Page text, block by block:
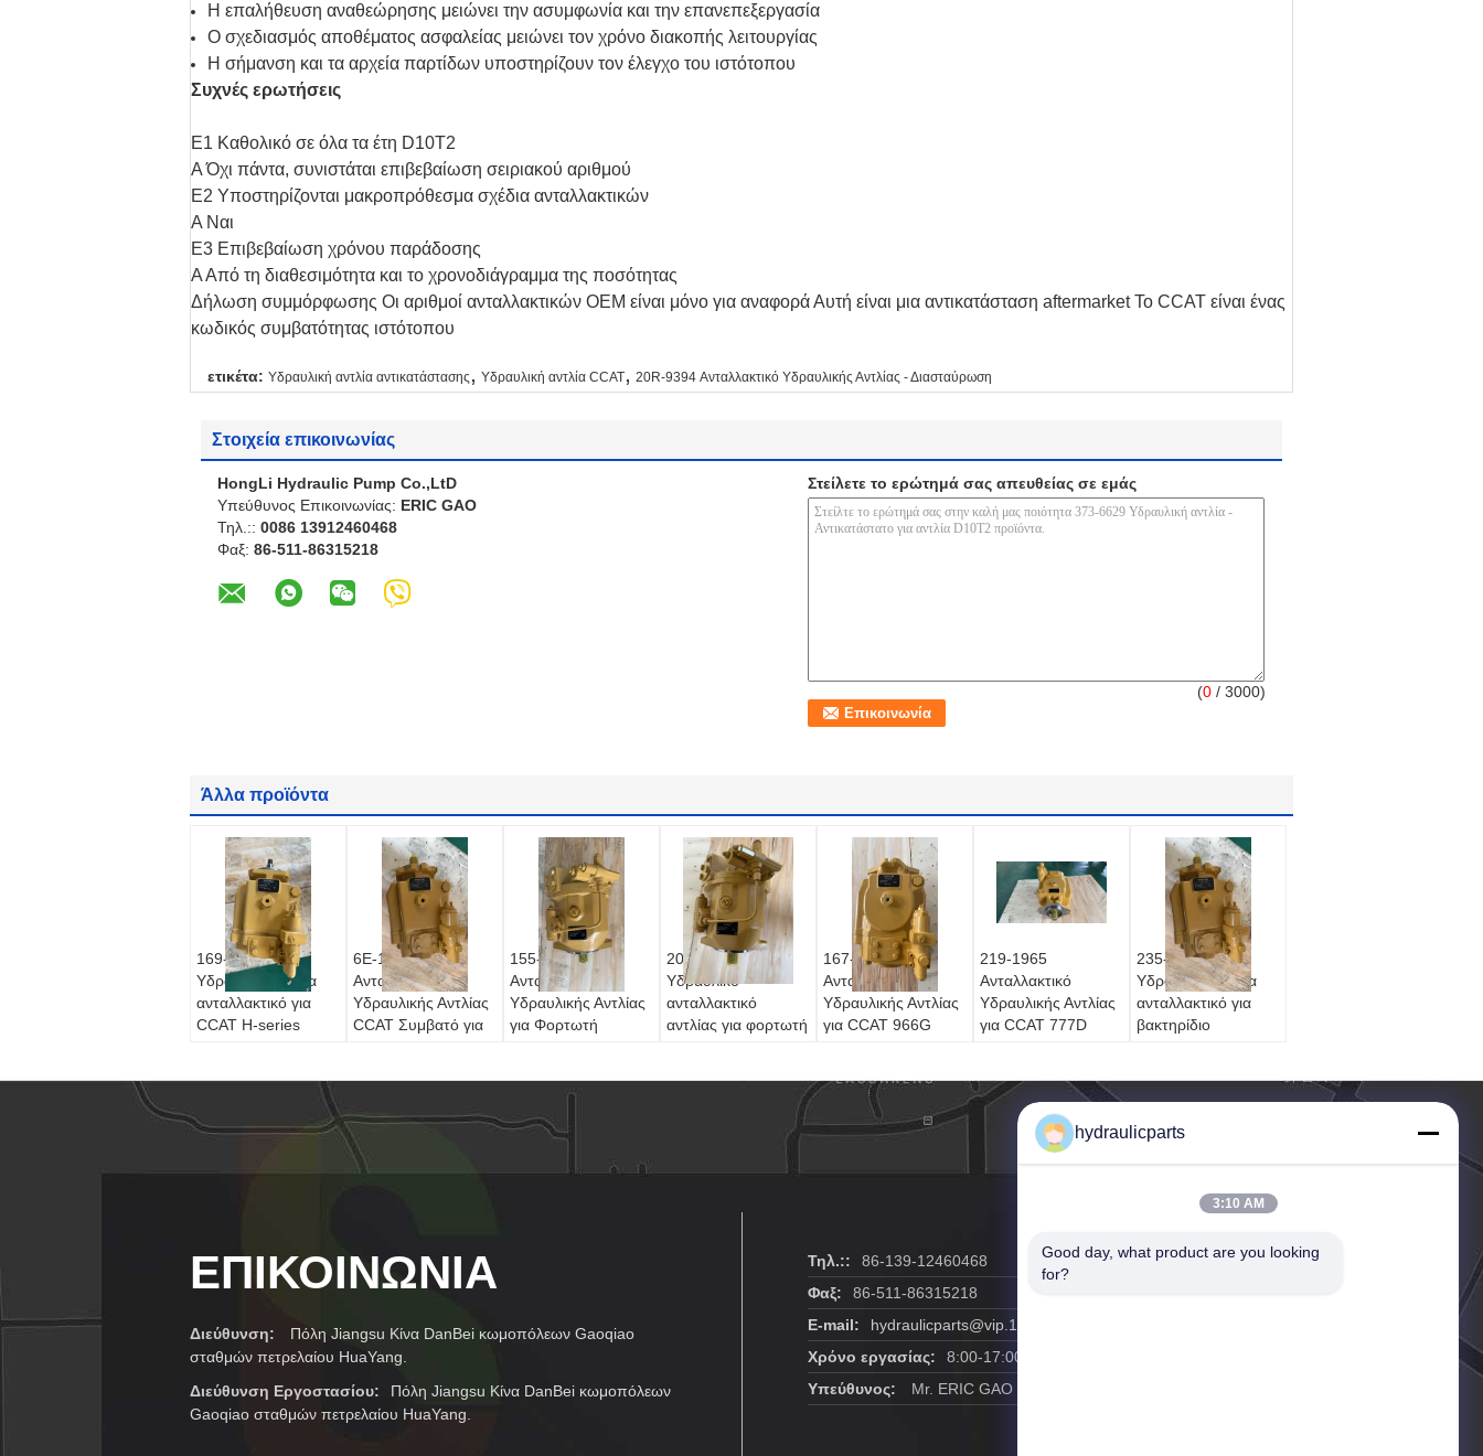
Η επαλήθευση αναθεώρησης μειώνει την ασυμφωνία και την επανεπεξεργασία
Ο σχεδιασμός αποθέματος ασφαλείας μειώνει τον χρόνο διακοπής λειτουργίας
Η σήμανση και τα αρχεία παρτίδων υποστηρίζουν τον έλεγχο του ιστότοπου
Συχνές ερωτήσεις
Ε1 Καθολικό σε όλα τα έτη D10T2
Α Όχι πάντα, συνιστάται επιβεβαίωση σειριακού αριθμού
Ε2 Υποστηρίζονται μακροπρόθεσμα σχέδια ανταλλακτικών
Α Ναι
Ε3 Επιβεβαίωση χρόνου παράδοσης
Α Από τη διαθεσιμότητα και το χρονοδιάγραμμα της ποσότητας
Δήλωση συμμόρφωσης Οι αριθμοί ανταλλακτικών OEM είναι μόνο για αναφορά Αυτή είναι μια αντικατάσταση aftermarket Το CCAT είναι ένας
κωδικός συμβατότητας ιστότοπου
ετικέτα: Υδραυλική αντλία αντικατάστασης , Υδραυλική αντλία CCAT, 20R-9394 Ανταλλακτικό Υδραυλικής Αντλίας - Διασταύρωση
Στοιχεία επικοινωνίας
HongLi Hydraulic Pump Co.,LtD
Υπεύθυνος Επικοινωνίας: ERIC GAO
Τηλ.:: 0086 13912460468
Φαξ: 86-511-86315218
Στείλετε το ερώτημά σας απευθείας σε εμάς
(0 / 3000)
Άλλα προϊόντα
169-4882
Υδραυλική αντλία
ανταλλακτικό για
CCAT H-series
6E-1279
Ανταλλακτικό
Υδραυλικής Αντλίας
CCAT Συμβατό για
130G 140G 160G
155-5109
Ανταλλακτικό
Υδραυλικής Αντλίας
για Φορτωτή
436C Ανταλλακτικό
20/925784
Υδραυλικό
ανταλλακτικό
αντλίας για φορτωτή
Αντικατάσταση στην
167-1153
Ανταλλακτικό
Υδραυλικής Αντλίας
για CCAT 966G
Aftermarket
Replacement
219-1965
Ανταλλακτικό
Υδραυλικής Αντλίας
για CCAT 777D
Επείγουσα
Αντικατάσταση
235-4108
Υδραυλική αντλία
ανταλλακτικό για
βακτηρίδιο
ΕΠΙΚΟΙΝΩΝΊΑ
Διεύθυνση:
Πόλη Jiangsu Κίνα DanBei κωμοπόλεων Gaoqiao
σταθμών πετρελαίου HuaYang.
Διεύθυνση Εργοστασίου:
Πόλη Jiangsu Κίνα DanBei κωμοπόλεων
Gaoqiao σταθμών πετρελαίου HuaYang.
Τηλ.::
86-139-12460468
Φαξ:
86-511-86315218
E-mail:
hydraulicparts@vip.163.com
Χρόνο εργασίας:
8:00-17:00
Υπεύθυνος:
Mr. ERIC GAO
hydraulicparts
3:10 AM
Good day, what product are you looking
for?